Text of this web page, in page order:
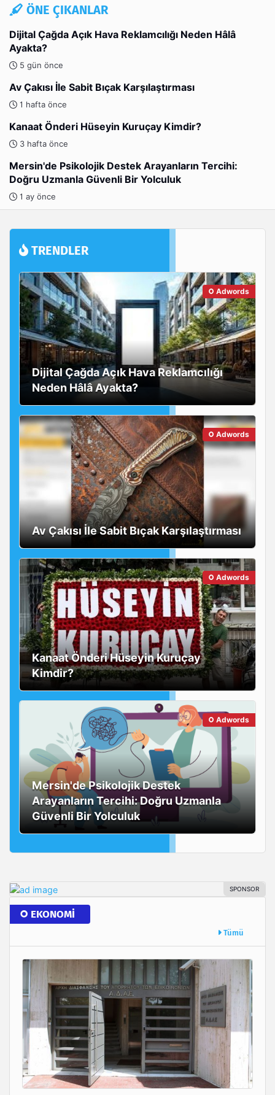
ÖNE ÇIKANLAR
Dijital Çağda Açık Hava Reklamcılığı Neden Hâlâ
Ayakta?
5 gün önce
Av Çakısı İle Sabit Bıçak Karşılaştırması
1 hafta önce
Kanaat Önderi Hüseyin Kuruçay Kimdir?
3 hafta önce
Mersin'de Psikolojik Destek Arayanların Tercihi:
Doğru Uzmanla Güvenli Bir Yolculuk
1 ay önce
TRENDLER
Adwords
Dijital Çağda Açık Hava Reklamcılığı
Neden Hâlâ Ayakta?
Adwords
Av Çakısı İle Sabit Bıçak Karşılaştırması
Adwords
Kanaat Önderi Hüseyin Kuruçay
Kimdir?
Adwords
Mersin'de Psikolojik Destek
Arayanların Tercihi: Doğru Uzmanla
Güvenli Bir Yolculuk
EKONOMI
Tümü